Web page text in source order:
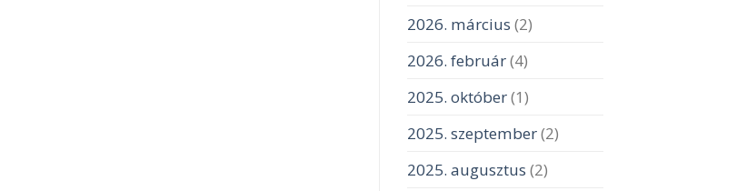
2026. március (2)
2026. február(4)
2025. október(1)
2025. szeptember(2)
2025. augusztus (2)